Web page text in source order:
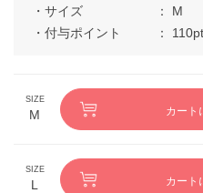
サイズ
M
付与ポイント
110pt
M カート
L カート